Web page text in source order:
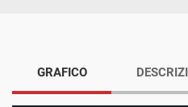
GRAFICO